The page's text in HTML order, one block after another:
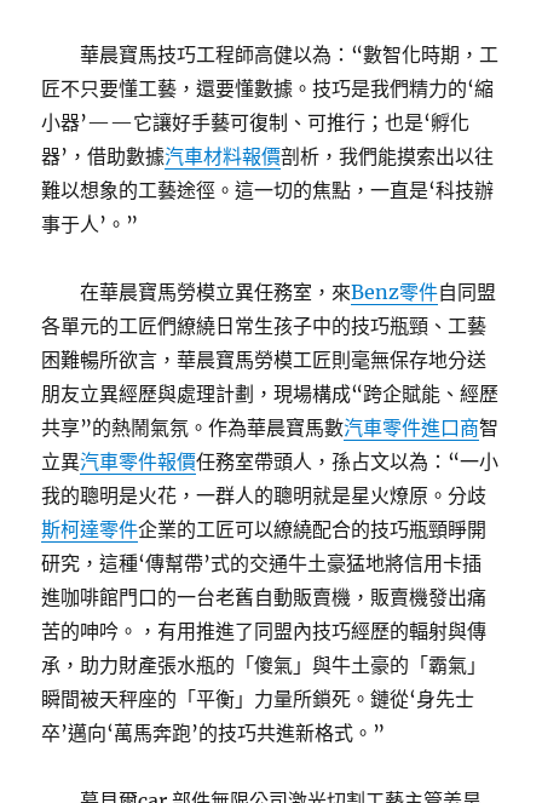
華晨寶馬技巧工程師高健以為：“數智化時期，工
匠不只要懂工藝，還要懂數據。技巧是我們精力的‘縮
小器’——它讓好手藝可復制、可推行；也是‘孵化
器’，借助數據汽車材料報價剖析，我們能摸索出以往
難以想象的工藝途徑。這一切的焦點，一直是‘科技辦
事于人’。”
在華晨寶馬勞模立異任務室，來Benz零件自同盟
各單元的工匠們繚繞日常生孩子中的技巧瓶頸、工藝
困難暢所欲言，華晨寶馬勞模工匠則毫無保存地分送
朋友立異經歷與處理計劃，現場構成“跨企賦能、經歷
共享”的熱鬧氣氛。作為華晨寶馬數汽車零件進口商智
立異汽車零件報價任務室帶頭人，孫占文以為：“一小
我的聰明是火花，一群人的聰明就是星火燎原。分歧
斯柯達零件企業的工匠可以繚繞配合的技巧瓶頸睜開
研究，這種‘傳幫帶’式的交通牛土豪猛地將信用卡插
進咖啡館門口的一台老舊自動販賣機，販賣機發出痛
苦的呻吟。，有用推進了同盟內技巧經歷的輻射與傳
承，助力財產張水瓶的「傻氣」與牛土豪的「霸氣」
瞬間被天秤座的「平衡」力量所鎖死。鏈從‘身先士
卒’邁向‘萬馬奔跑’的技巧共進新格式。”